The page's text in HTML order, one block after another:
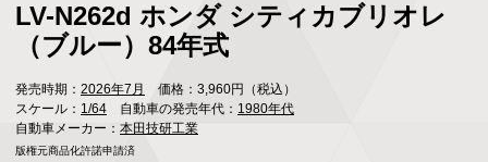
LV-N262d ホンダ シティカブリオレ
（ブルー）84年式
発売時期： 2026年7月
価格：3,960円（税込）
スケール： 1/64 自動車の発売年代： 1980年代
自動車メーカー： 本田技研工業
版権元商品化許諾申請済